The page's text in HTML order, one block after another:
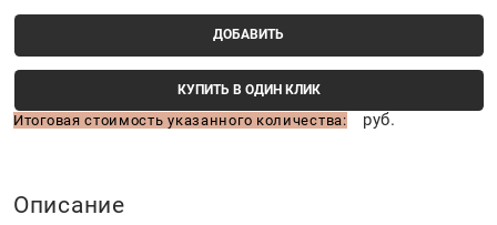
ДОБАВИТЬ
КУПИТЬ В ОДИН КЛИК
Итоговая стоимость указанного количества: руб.
Описание